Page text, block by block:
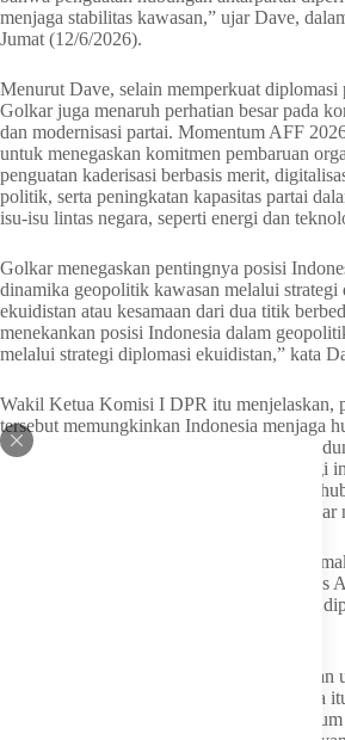
menjaga stabilitas kawasan,” ujar Dave,
Jumat (12/6/2026).
Menurut Dave, selain memperkuat diplomasi
Golkar juga menaruh perhatian besar pada
dan modernisasi partai. Momentum AFF
untuk menegaskan komitmen pembaruan
penguatan kaderisasi berbasis merit,
politik, serta peningkatan kapasitas partai
isu-isu lintas negara, seperti energi dan
Golkar menegaskan pentingnya posisi
dinamika geopolitik kawasan melalui strategi
ekuidistan atau kesamaan dari dua titik
menekankan posisi Indonesia dalam
melalui strategi diplomasi ekuidistan,” kata
Wakil Ketua Komisi I DPR itu menjelaskan,
tersebut memungkinkan Indonesia menjaga
seimbang dengan berbagai kekuatan besar
terjebak dalam blok politik tertentu. Strategi
memperkuat peran Indonesia sebagai
dan mendukung implementasi kebijakan luar
Dave menambahkan, tema perdamaian,
keterlibatan masyarakat yang menjadi fokus
dengan agenda Golkar dalam membangun
“Partisipasi para elite kawasan dimanfaatkan
memperkuat jejaring antarpartai. Sementara
geostrategi Indonesia diproyeksikan ke